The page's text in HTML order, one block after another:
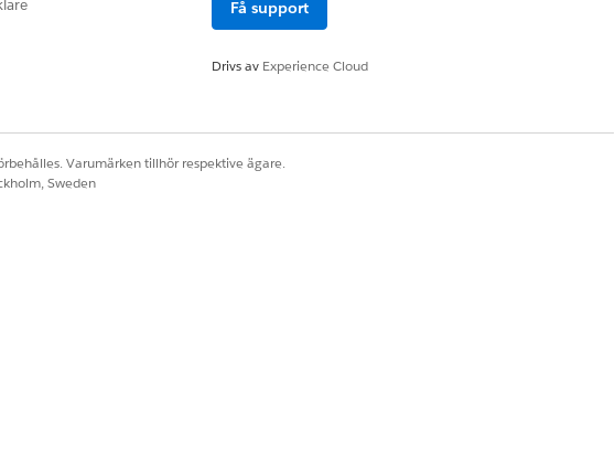
Få support
Drivs av Experience Cloud
Varumärken tillhör respektive ägare.
Sweden